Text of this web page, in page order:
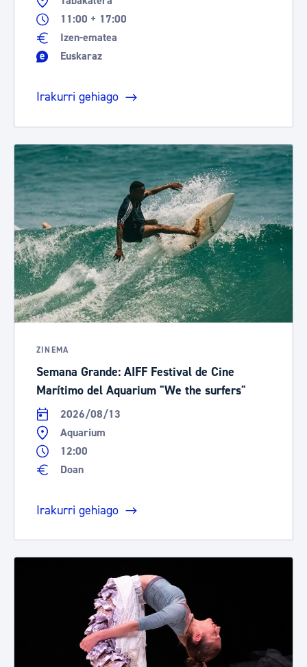
11:00 + 17:00
Izen-ematea
Euskaraz
Irakurri gehiago
ZINEMA
Semana Grande: AIFF Festival de Cine
Marítimo del Aquarium "We the surfers"
2026/08/13
Aquarium
12:00
Doan
Irakurri gehiago